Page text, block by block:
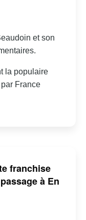
et son
la populaire
France
franchise
à En